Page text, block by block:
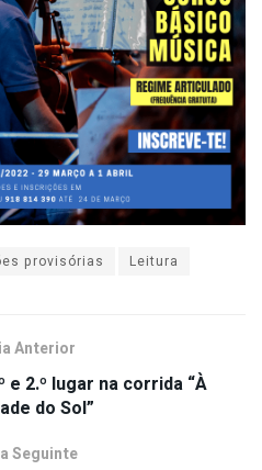
provisórias Leitura
Anterior
e 2.º lugar na corrida “À
do Sol”
Seguinte